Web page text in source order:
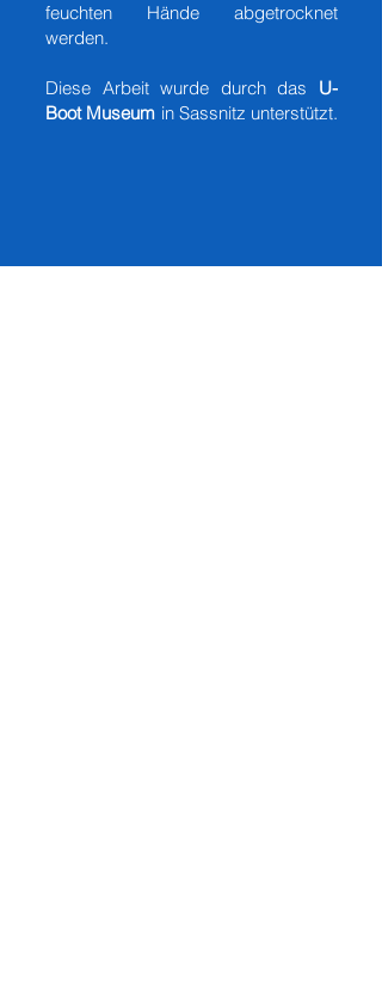
feuchten Hände abgetrocknet
werden.
Diese Arbeit wurde durch das U-
Boot Museum in Sassnitz unterstützt.